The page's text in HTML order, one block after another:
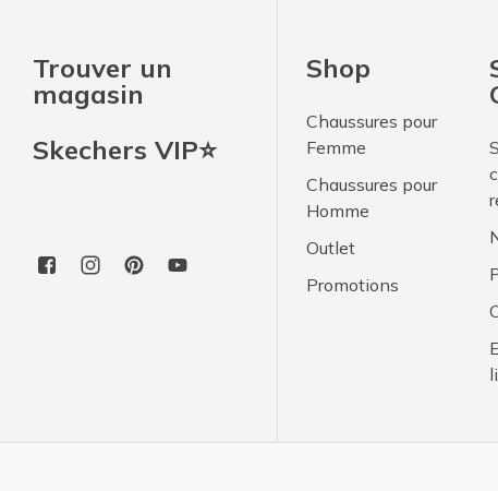
Trouver un
magasin
Skechers VIP⭐
Shop
Chaussures pour
Femme
Chaussures pour
Homme
Outlet
Promotions